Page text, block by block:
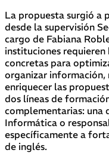
La propuesta surgió a
desde la supervisión
cargo de Fabiana
instituciones
concretas para
organizar información,
enriquecer las
dos líneas de
complementarias: una
Informática o
específicamente a
de inglés.